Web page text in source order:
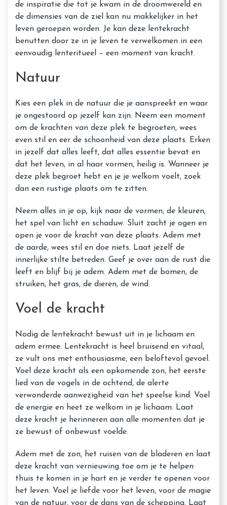
de inspiratie die tot je kwam in de droomwereld en
de dimensies van de ziel kan nu makkelijker in het
leven geroepen worden. Je kan deze lentekracht
benutten door ze in je leven te verwelkomen in een
eenvoudig lenteritueel – een moment van kracht.
Natuur
Kies een plek in de natuur die je aanspreekt en waar
je ongestoord op jezelf kan zijn. Neem een moment
om de krachten van deze plek te begroeten, wees
even stil en eer de schoonheid van deze plaats. Erken
in jezelf dat alles leeft, dat alles essentie bevat en
dat het leven, in al haar vormen, heilig is. Wanneer je
deze plek begroet hebt en je je welkom voelt, zoek
dan een rustige plaats om te zitten.
Neem alles in je op, kijk naar de vormen, de kleuren,
het spel van licht en schaduw. Sluit zacht je ogen en
open je voor de kracht van deze plaats. Adem met
de aarde, wees stil en doe niets. Laat jezelf de
innerlijke stilte betreden. Geef je over aan de rust die
leeft en blijf bij je adem. Adem met de bomen, de
struiken, het gras, de dieren, de wind.
Voel de kracht
Nodig de lentekracht bewust uit in je lichaam en
adem ermee. Lentekracht is heel bruisend en vitaal,
ze vult ons met enthousiasme, een beloftevol gevoel.
Voel deze kracht als een opkomende zon, het eerste
lied van de vogels in de ochtend, de alerte
verwonderde aanwezigheid van het speelse kind. Voel
de energie en heet ze welkom in je lichaam. Laat
deze kracht je herinneren aan alle momenten dat je
ze bewust of onbewust voelde.
Adem met de zon, het ruisen van de bladeren en laat
deze kracht van vernieuwing toe om je te helpen
thuis te komen in je hart en je verder te openen voor
het leven. Voel je liefde voor het leven, voor de magie
van de natuur, voor de dans van de schepping. Laat